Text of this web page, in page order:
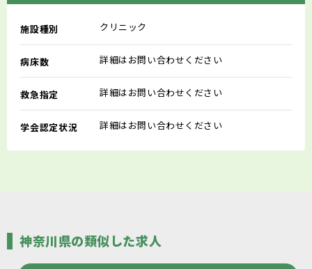
施設種別 クリニック
病床数 詳細はお問い合わせください
救急指定 詳細はお問い合わせください
学会認定状況 詳細はお問い合わせください
神奈川県の類似した求人